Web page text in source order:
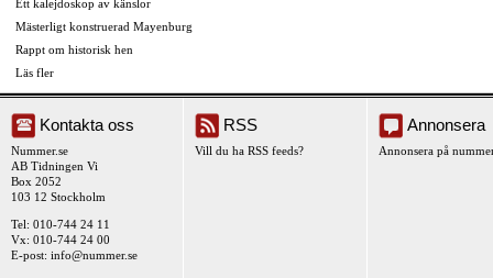
Ett kalejdoskop av känslor
Mästerligt konstruerad Mayenburg
Rappt om historisk hen
Läs fler
Kontakta oss
Nummer.se
AB Tidningen Vi
Box 2052
103 12 Stockholm
Tel: 010-744 24 11
Vx: 010-744 24 00
E-post: info@nummer.se
RSS
Vill du ha RSS feeds?
Annonsera
Annonsera på